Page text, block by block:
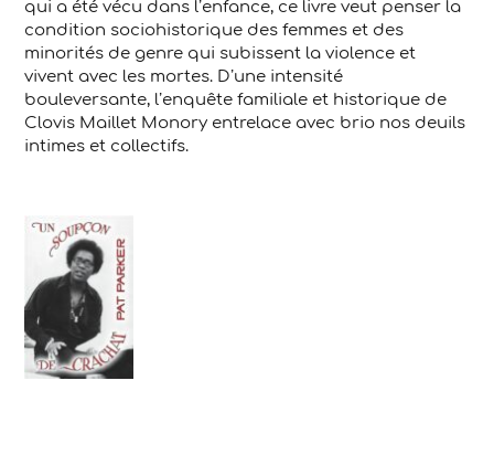
qui a été vécu dans l’enfance, ce livre veut penser la
condition sociohistorique des femmes et des
minorités de genre qui subissent la violence et
vivent avec les mortes. D’une intensité
bouleversante, l’enquête familiale et historique de
Clovis Maillet Monory entrelace avec brio nos deuils
intimes et collectifs.